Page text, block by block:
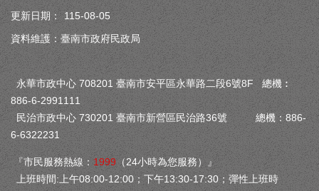
更新日期：
115-08-05
資料維護：臺南市政府民政局
永華市政中心 708201 臺南市安平區永華路二段6號8F 總機︰
886-6-2991111
民治市政中心 730201 臺南市新營區民治路36號 總機：886-
6-6322231
『市民服務熱線： 1999 （24小時為您服務）』
上班時間:上午08:00-12:00；下午13:30-17:30；彈性上班時